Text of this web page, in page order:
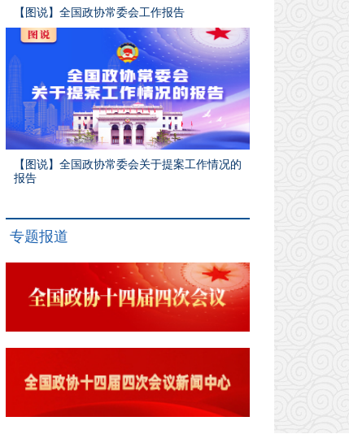
【图说】全国政协常委会工作报告
【图说】全国政协常委会关于提案工作情况的
报告
专题报道